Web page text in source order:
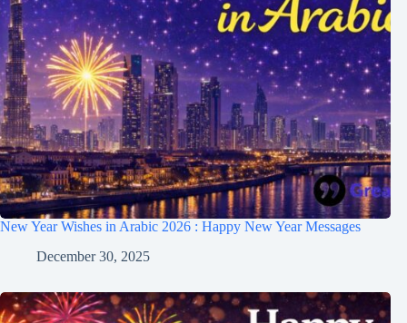
New Year Wishes in Arabic 2026 : Happy New Year Messages
December 30, 2025